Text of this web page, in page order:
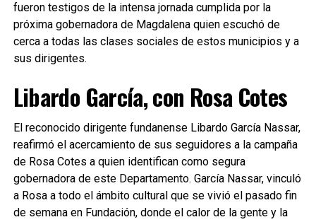
fueron testigos de la intensa jornada cumplida por la
próxima gobernadora de Magdalena quien escuchó de
cerca a todas las clases sociales de estos municipios y a
sus dirigentes.
Libardo García, con Rosa Cotes
El reconocido dirigente fundanense Libardo García Nassar,
reafirmó el acercamiento de sus seguidores a la campaña
de Rosa Cotes a quien identifican como segura
gobernadora de este Departamento. García Nassar, vinculó
a Rosa a todo el ámbito cultural que se vivió el pasado fin
de semana en Fundación, donde el calor de la gente y la